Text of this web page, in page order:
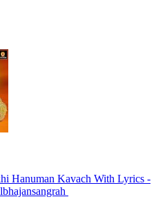
Hanuman Kavach With Lyrics -